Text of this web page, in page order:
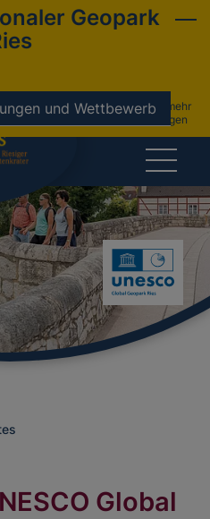
Geopark
und Wettbewerbnicht mehr
anzeigen
Global